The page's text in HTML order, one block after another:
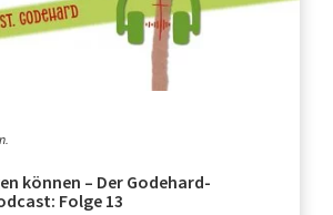
können – Der Godehard-
Folge 13